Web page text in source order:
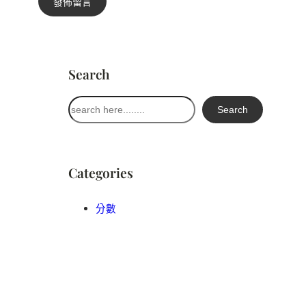
Search
搜
尋
Search
Categories
分數